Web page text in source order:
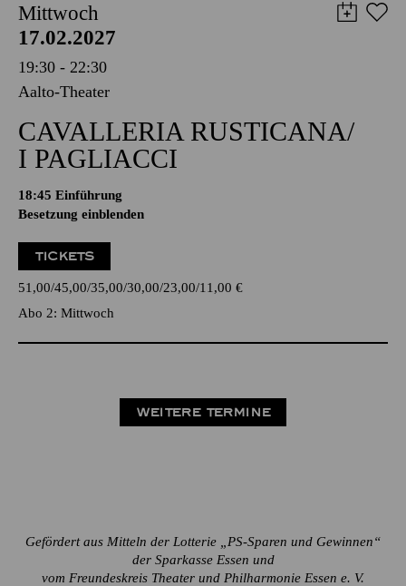
Mittwoch
17.02.2027
19:30 - 22:30
Aalto-Theater
CAVALLERIA RUSTICANA/
I PAGLIACCI
18:45 Einführung
Besetzung einblenden
TICKETS
51,00 45,00 35,00 30,00 23,00 11,00 €
Abo 2: Mittwoch
WEITERE TERMINE
Gefördert aus Mitteln der Lotterie „PS-Sparen und Gewinnen“
der Sparkasse Essen und
vom Freundeskreis Theater und Philharmonie Essen e. V.